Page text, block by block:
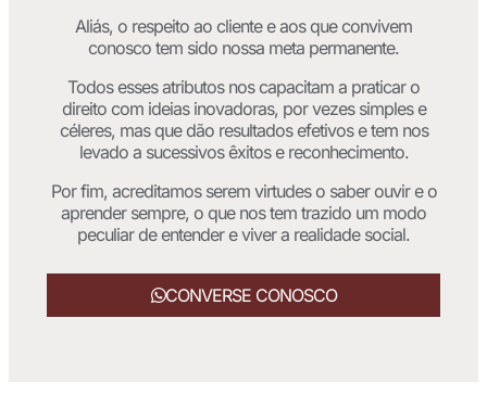
Aliás, o respeito ao cliente e aos que convivem
conosco tem sido nossa meta permanente.
Todos esses atributos nos capacitam a praticar o
direito com ideias inovadoras, por vezes simples e
céleres, mas que dão resultados efetivos e tem nos
levado a sucessivos êxitos e reconhecimento.
Por fim, acreditamos serem virtudes o saber ouvir e o
aprender sempre, o que nos tem trazido um modo
peculiar de entender e viver a realidade social.
CONVERSE CONOSCO